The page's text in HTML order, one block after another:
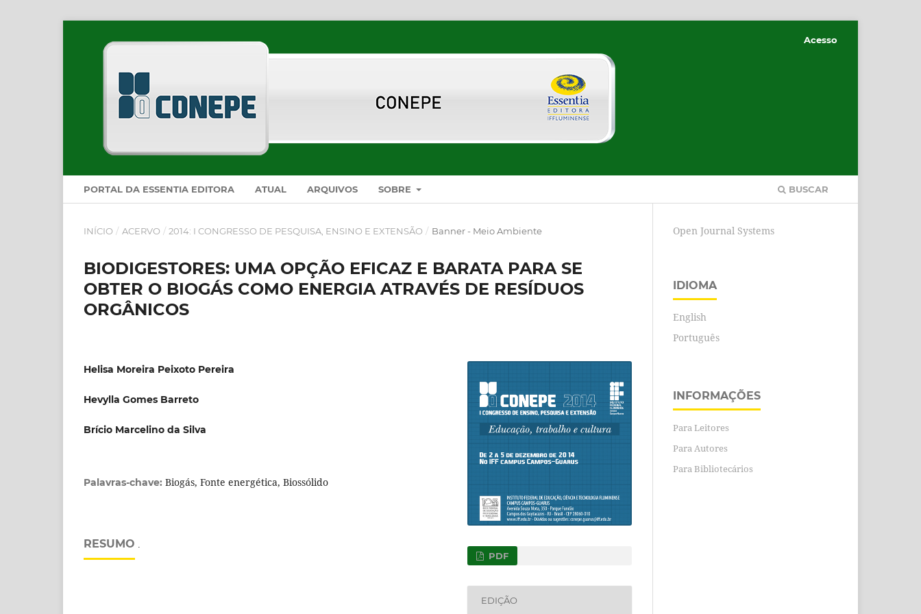
PORTAL DA ESSENTIA EDITORA ATUAL ARQUIVOS SOBRE BUSCAR
Acesso
INÍCIO / ACERVO / 2014: I CONGRESSO DE PESQUISA, ENSINO E EXTENSÃO / Banner - Meio Ambiente
BIODIGESTORES: UMA OPÇÃO EFICAZ E BARATA PARA SE
OBTER O BIOGÁS COMO ENERGIA ATRAVÉS DE RESÍDUOS
ORGÂNICOS
Helisa Moreira Peixoto Pereira
Hevylla Gomes Barreto
Brício Marcelino da Silva
Palavras-chave: Biogás, Fonte energética, Biossólido
RESUMO
PDF
EDIÇÃO
Open Journal Systems
IDIOMA
English
Português
INFORMAÇÕES
Para Leitores
Para Autores
Para Bibliotecários